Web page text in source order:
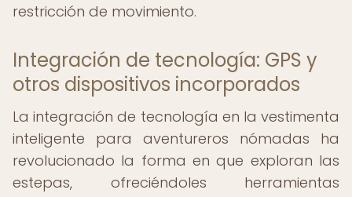
restricción de movimiento.
Integración de tecnología: GPS y
otros dispositivos incorporados
La integración de tecnología en la vestimenta
inteligente para aventureros nómadas ha
revolucionado la forma en que exploran las
estepas, ofreciéndoles herramientas